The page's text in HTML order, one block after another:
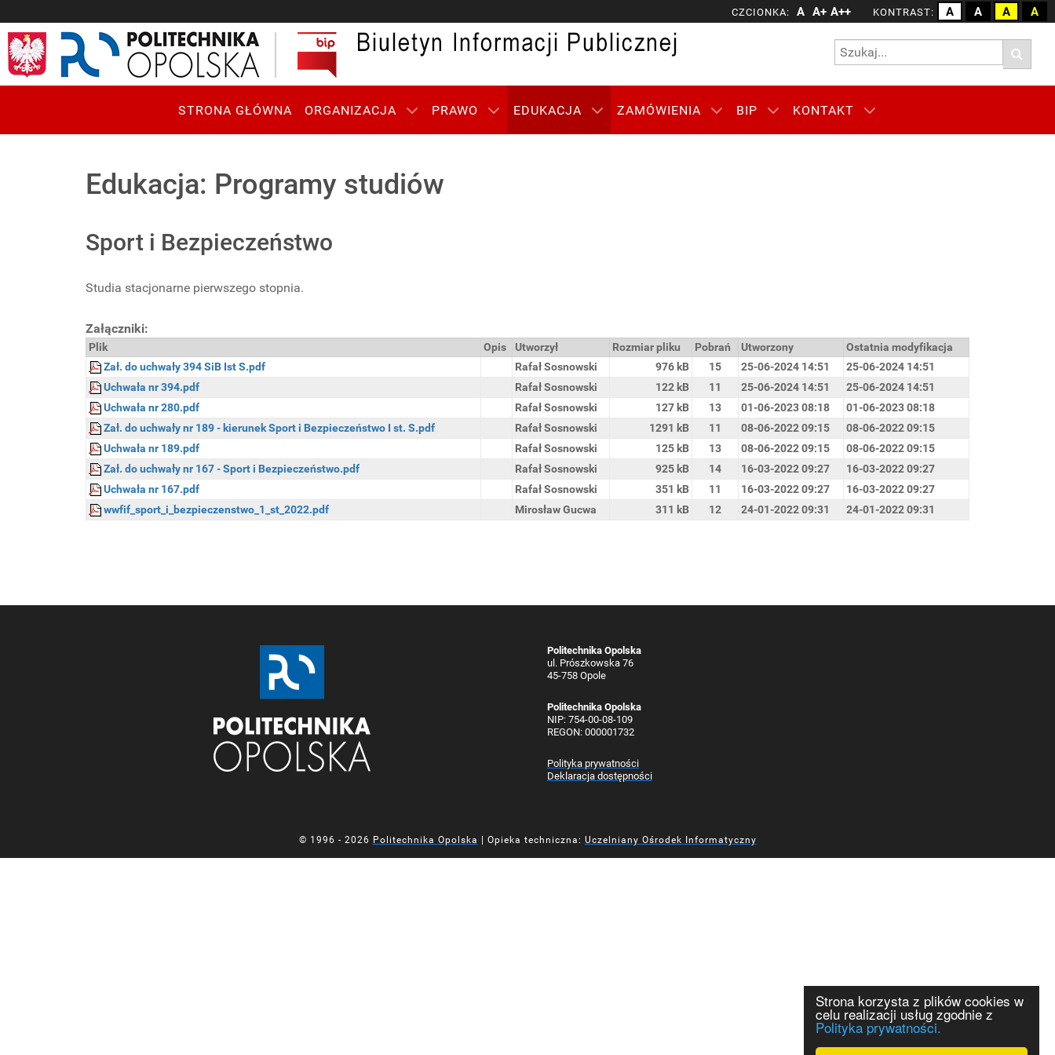
Strona korzysta z plików cookies w
celu realizacji usług zgodnie z
Polityka prywatności.
CZCIONKA: A A+ A++ KONTRAST: A A A A
STRONA GŁÓWNA ORGANIZACJA PRAWO EDUKACJA ZAMÓWIENIA BIP KONTAKT
Edukacja: Programy studiów
Sport i Bezpieczeństwo
Studia stacjonarne pierwszego stopnia.
Załączniki:
Plik Opis Utworzył Rozmiar pliku Pobrań Utworzony
Ostatnia modyfikacja
Zał. do uchwały 394 SiB Ist S.pdf
Rafał Sosnowski 976 kB 15 25-06-2024 14:51
25-06-2024 14:51
Uchwała nr 394.pdf
Rafał Sosnowski 122 kB 11 25-06-2024 14:51
25-06-2024 14:51
Uchwała nr 280.pdf
Rafał Sosnowski 127 kB 13 01-06-2023 08:18
01-06-2023 08:18
Zał. do uchwały nr 189 - kierunek Sport i Bezpieczeństwo I st. S.pdf
Rafał Sosnowski 1291 kB 11 08-06-2022 09:15
08-06-2022 09:15
Uchwała nr 189.pdf
Rafał Sosnowski 125 kB 13 08-06-2022 09:15
08-06-2022 09:15
Zał. do uchwały nr 167 - Sport i Bezpieczeństwo.pdf
Rafał Sosnowski 925 kB 14 16-03-2022 09:27
16-03-2022 09:27
Uchwała nr 167.pdf
Rafał Sosnowski 351 kB 11 16-03-2022 09:27
16-03-2022 09:27
wwfif_sport_i_bezpieczenstwo_1_st_2022.pdf
Mirosław Gucwa 311 kB 12 24-01-2022 09:31 24-01-2022 09:31
Politechnika Opolska
ul. Prószkowska 76
45-758 Opole
Politechnika Opolska
NIP: 754-00-08-109
REGON: 000001732
Polityka prywatności
Deklaracja dostępności
© 1996 - 2026 Politechnika Opolska | Opieka techniczna: Uczelniany Ośrodek Informatyczny